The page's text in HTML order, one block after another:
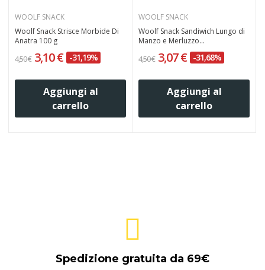
WOOLF SNACK
Woolf Snack Strisce Morbide Di
Anatra 100 g
4,50 € 3,10 € -31,19%
Aggiungi al
carrello
WOOLF SNACK
Woolf Snack Sandiwich Lungo di
Manzo e Merluzzo...
4,50 € 3,07 € -31,68%
Aggiungi al
carrello
Spedizione gratuita da 69€